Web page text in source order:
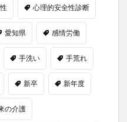
心理的安全性診断
愛知県 感情労働
手洗い 手荒れ
新卒 新年度
の介護